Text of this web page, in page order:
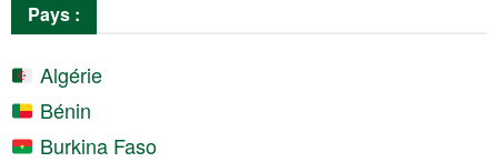
Pays :
Algérie
Bénin
Burkina Faso